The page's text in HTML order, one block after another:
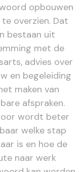
opbouwen
overzien. Dat
bestaan uit
met de
advies over
en begeleiding
maken van
afspraken.
wordt beter
welke stap
is en hoe de
naar werk